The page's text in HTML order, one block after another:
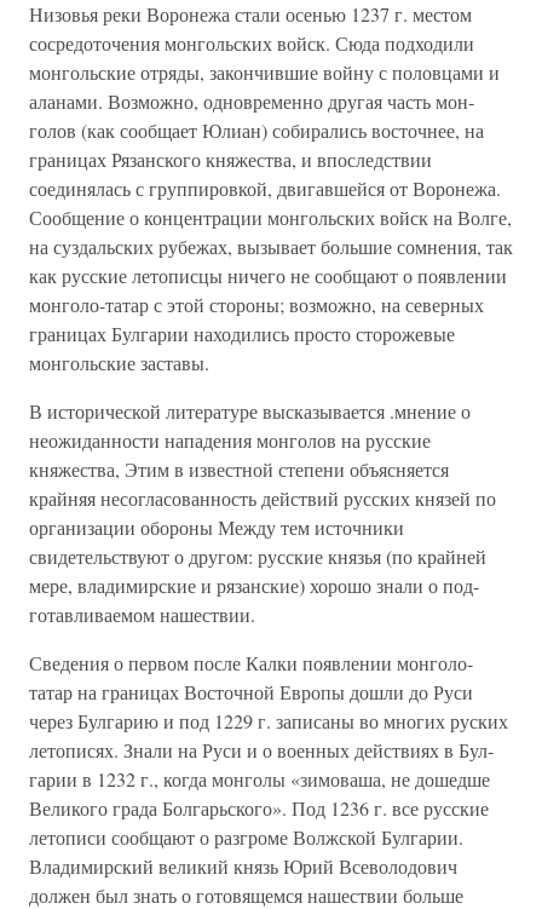
Низовья реки Воронежа стали осенью 1237 г. местом
сосредоточения монгольских войск. Сюда подходили
монгольские отряды, закончившие войну с половцами и
аланами. Возможно, одновременно другая часть мон­
голов (как сообщает Юлиан) собирались восточнее, на
границах Рязанско­го княжества, и впоследствии
соединялась с группировкой, двигавшейся от Воронежа.
Сообщение о концентрации монгольских войск на Волге,
на суздальских рубежах, вызывает большие сомнения, так
как русские летописцы ничего не сообщают о появлении
монголо-татар с этой стороны; возможно, на северных
границах Булгарии находились просто сторожевые
монгольские заставы.
В исторической литературе высказывается .мнение о
неожиданности нападения монголов на русские
княжества, Этим в известной степени объясняется
крайняя несогласованность действий русских князей по
организации обороны Между тем источники
свидетельствуют о другом: русские князья (по крайней
мере, владимирские и рязанские) хорошо знали о под­
готавливаемом нашествии.
Сведения о первом после Калки появлении монголо-
татар на границах Восточной Европы дошли до Руси
через Булгарию и под 1229 г. записаны во многих руских
летописях. Знали на Руси и о военных действиях в Бул­
гарии в 1232 г., когда монголы «зимоваша, не дошедше
Великого града Болгарьского». Под 1236 г. все русские
летописи сообщают о разгроме Волжской Булгарии.
Владимирский великий князь Юрий Всеволодович
должен был знать о готовящемся нашествии больше